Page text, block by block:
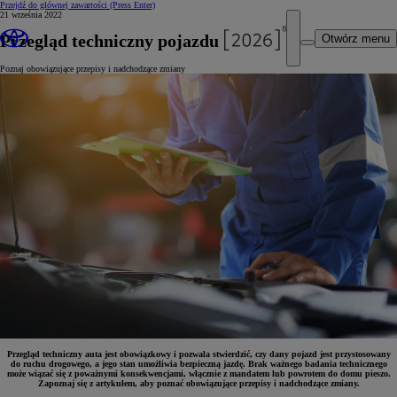
Przejdź do głównej zawartości (Press Enter)
Otwórz menu
21 września 2022
Przegląd techniczny pojazdu
Poznaj obowiązujące przepisy i nadchodzące zmiany
Przegląd techniczny auta jest obowiązkowy i pozwala stwierdzić, czy dany pojazd jest przystosowany
do ruchu drogowego, a jego stan umożliwia bezpieczną jazdę. Brak ważnego badania technicznego
może wiązać się z poważnymi konsekwencjami, włącznie z mandatem lub powrotem do domu pieszo.
Zapoznaj się z artykułem, aby poznać obowiązujące przepisy i nadchodzące zmiany.